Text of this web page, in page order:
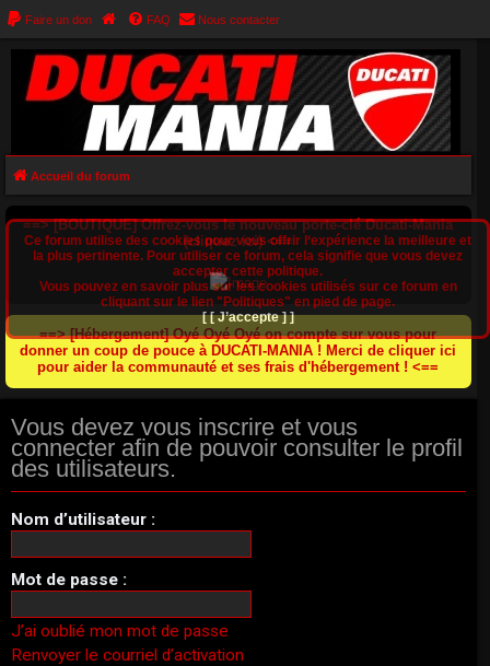
Faire un don FAQ Nous contacter
Accueil du forum
==> [BOUTIQUE] Offrez-vous le nouveau porte-clé Ducati-Mania
(cliquez ici) <==
==> [Hébergement] Oyé Oyé Oyé on compte sur vous pour
donner un coup de pouce à DUCATI-MANIA ! Merci de cliquer ici
pour aider la communauté et ses frais d'hébergement ! <==
Vous devez vous inscrire et vous
connecter afin de pouvoir consulter le profil
des utilisateurs.
Nom d’utilisateur :
Mot de passe :
J’ai oublié mon mot de passe
Renvoyer le courriel d’activation
Ce forum utilise des cookies pour vous offrir l‘expérience la meilleure et
la plus pertinente. Pour utiliser ce forum, cela signifie que vous devez
accepter cette politique.
Vous pouvez en savoir plus sur les cookies utilisés sur ce forum en
cliquant sur le lien "Politiques" en pied de page.
[ [ J’accepte ] ]